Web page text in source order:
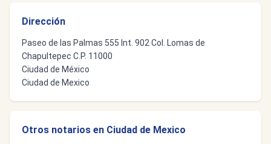
Dirección
Paseo de las Palmas 555 Int. 902 Col. Lomas de
Chapultepec C.P. 11000
Ciudad de México
Ciudad de Mexico
Otros notarios en Ciudad de Mexico